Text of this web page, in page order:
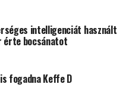
intelligenciát használt
érte bocsánatot
fogadna Keffe D